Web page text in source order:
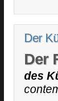
Der
Der
des